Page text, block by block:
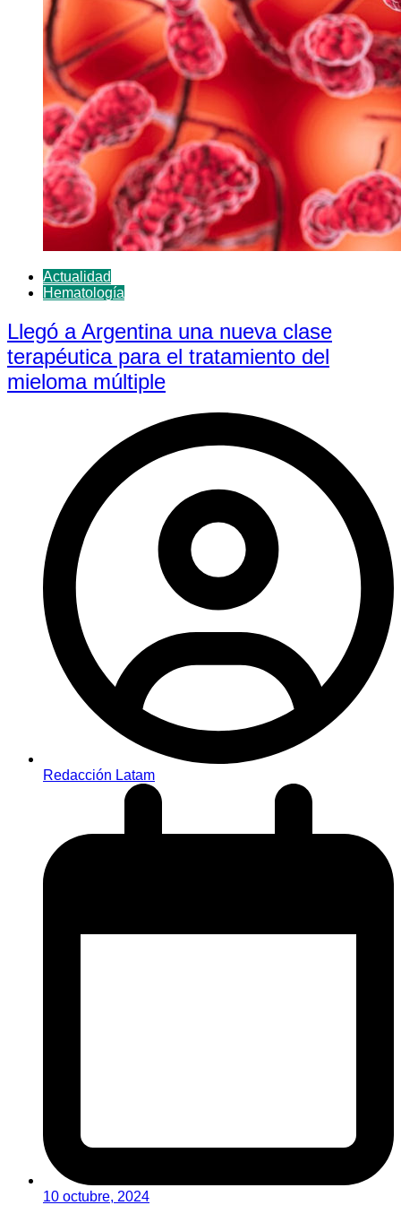
Actualidad
Hematología
Llegó a Argentina una nueva clase
terapéutica para el tratamiento del
mieloma múltiple
Redacción Latam
10 octubre, 2024